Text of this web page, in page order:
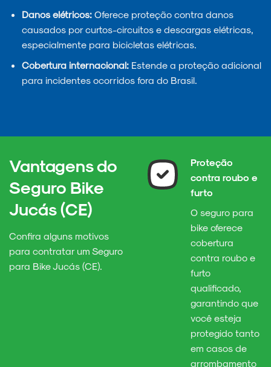
Danos elétricos:Oferece proteção contra danos
causados por curtos-circuitos e descargas elétricas,
especialmente para bicicletas elétricas.
Cobertura internacional:Estende a proteção adicional
para incidentes ocorridos fora do Brasil.
Vantagens do
Seguro Bike
Jucás (CE)
Confira alguns motivos
para contratar um Seguro
para Bike Jucás (CE).
Proteção
contra roubo e
furto
O seguro para
bike oferece
cobertura
contra roubo e
furto
qualificado,
garantindo que
você esteja
protegido tanto
em casos de
arrombamento